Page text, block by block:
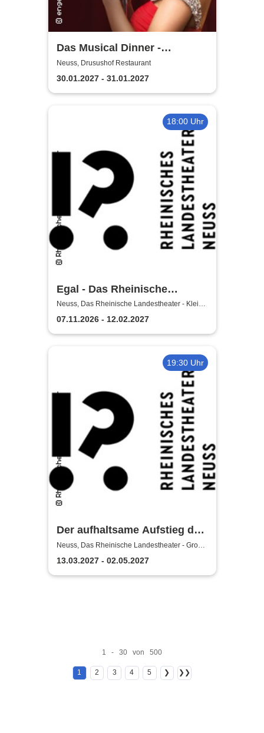
Das Musical Dinner -
Kulinarischer Genuss und
garantierte Unterhaltung
Neuss, Drusushof Restaurant
30.01.2027 - 31.01.2027
18:00 Uhr
Egal - Das Rheinische
Landestheater Neuss
Neuss, Das Rheinische Landestheater - Kleine
Bühne
07.11.2026 - 12.02.2027
19:30 Uhr
Der aufhaltsame Aufstieg des
Arturo Ui - Das Rheinische
Landestheater Neuss
Neuss, Das Rheinische Landestheater - Große
Bühne
13.03.2027 - 02.05.2027
1 - 30 von 500
1 2 3 4 5 ❯ ❯❯